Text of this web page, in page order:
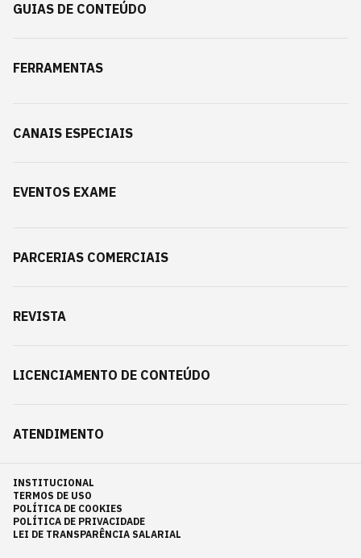
GUIAS DE CONTEÚDO
FERRAMENTAS
CANAIS ESPECIAIS
EVENTOS EXAME
PARCERIAS COMERCIAIS
REVISTA
LICENCIAMENTO DE CONTEÚDO
ATENDIMENTO
INSTITUCIONAL
TERMOS DE USO
POLÍTICA DE COOKIES
POLÍTICA DE PRIVACIDADE
LEI DE TRANSPARÊNCIA SALARIAL